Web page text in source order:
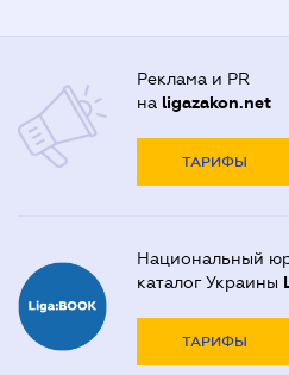
Реклама и PR
на ligazakon.net
ТАРИФЫ
Национальный
каталог Украины
ТАРИФЫ